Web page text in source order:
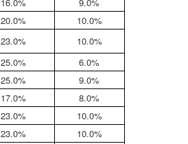
20.0%
10.0%
23.0% 10.0%
25.0%
6.0%
25.0% 9.0%
17.0%
8.0%
23.0%
10.0%
23.0%
10.0%